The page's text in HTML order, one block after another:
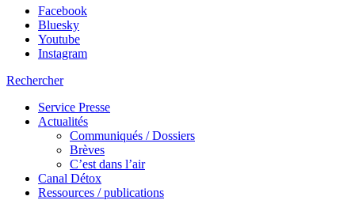
Facebook
Bluesky
Youtube
Instagram
Rechercher
Service Presse
Actualités
Communiqués / Dossiers
Brèves
C’est dans l’air
Canal Détox
Ressources / publications